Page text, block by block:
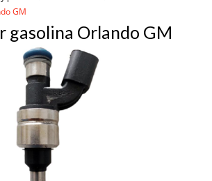
GM
gasolina Orlando GM